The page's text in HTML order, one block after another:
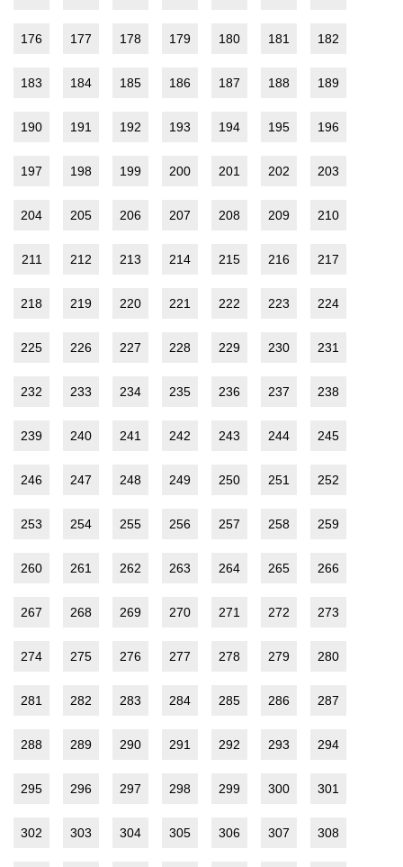
176 177 178 179 180 181 182
183 184 185 186 187 188 189
190 191 192 193 194 195 196
197 198 199 200 201 202 203
204 205 206 207 208 209 210
211 212 213 214 215 216 217
218 219 220 221 222 223 224
225 226 227 228 229 230 231
232 233 234 235 236 237 238
239 240 241 242 243 244 245
246 247 248 249 250 251 252
253 254 255 256 257 258 259
260 261 262 263 264 265 266
267 268 269 270 271 272 273
274 275 276 277 278 279 280
281 282 283 284 285 286 287
288 289 290 291 292 293 294
295 296 297 298 299 300 301
302 303 304 305 306 307 308